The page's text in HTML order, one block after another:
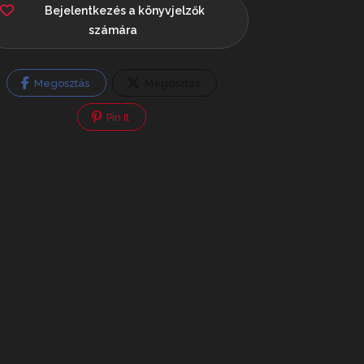
Bejelentkezés a könyvjelzők
számára
Megosztás
Pin It